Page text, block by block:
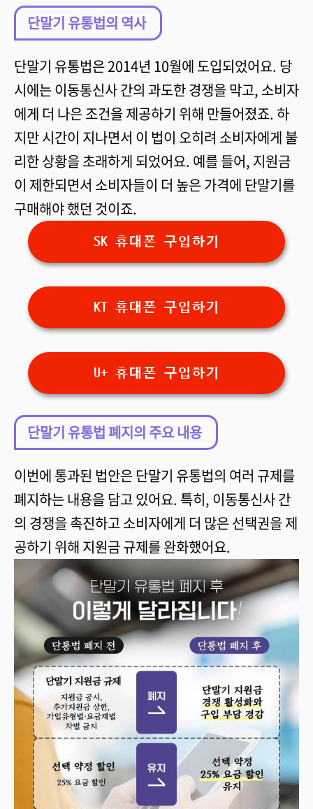
단말기 유통법의 역사
단말기 유통법은 2014년 10월에 도입되었어요. 당
시에는 이동통신사 간의 과도한 경쟁을 막고, 소비자
에게 더 나은 조건을 제공하기 위해 만들어졌죠. 하
지만 시간이 지나면서 이 법이 오히려 소비자에게 불
리한 상황을 초래하게 되었어요. 예를 들어, 지원금
이 제한되면서 소비자들이 더 높은 가격에 단말기를
구매해야 했던 것이죠.
SK 휴대폰 구입하기
KT 휴대폰 구입하기
U+ 휴대폰 구입하기
단말기 유통법 폐지의 주요 내용
이번에 통과된 법안은 단말기 유통법의 여러 규제를
폐지하는 내용을 담고 있어요. 특히, 이동통신사 간
의 경쟁을 촉진하고 소비자에게 더 많은 선택권을 제
공하기 위해 지원금 규제를 완화했어요.